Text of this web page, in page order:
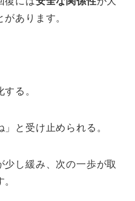
あります。
る。
」と受け止められる。
少し緩み、次の一歩が取